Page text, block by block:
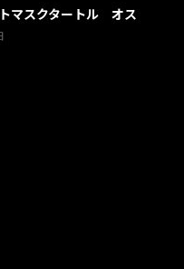
マスクタートル オス